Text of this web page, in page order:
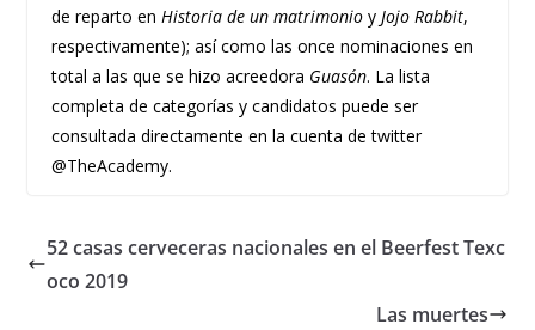
de reparto en Historia de un matrimonioy Jojo Rabbit,
respectivamente); así como las once nominaciones en
total a las que se hizo acreedora Guasón. La lista
completa de categorías y candidatos puede ser
consultada directamente en la cuenta de twitter
@TheAcademy.
52 casas cerveceras nacionales en el Beerfest Texc
oco 2019
Las muertes